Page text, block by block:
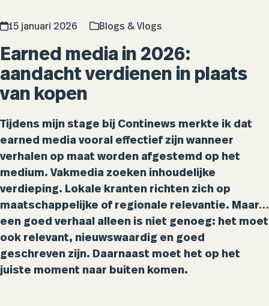
15 januari 2026 Blogs & Vlogs
Earned media in 2026:
aandacht verdienen in plaats
van kopen
Tijdens mijn stage bij Continews merkte ik dat
earned media vooral effectief zijn wanneer
verhalen op maat worden afgestemd op het
medium. Vakmedia zoeken inhoudelijke
verdieping. Lokale kranten richten zich op
maatschappelijke of regionale relevantie. Maar…
een goed verhaal alleen is niet genoeg: het moet
ook relevant, nieuwswaardig en goed
geschreven zijn. Daarnaast moet het op het
juiste moment naar buiten komen.